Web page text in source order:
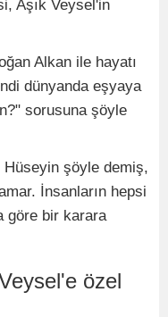
Aşık Veysel'in
Alkan ile hayatı
dünyanda eşyaya
sorusuna şöyle
Hüseyin şöyle demiş,
İnsanların hepsi
göre bir karara
özel